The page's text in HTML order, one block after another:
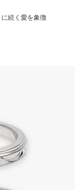
に続く愛を象徴